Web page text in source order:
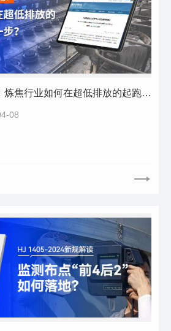
本月起，新规实施！炼焦行业如何在超低排放的起跑线上领先一步？
08